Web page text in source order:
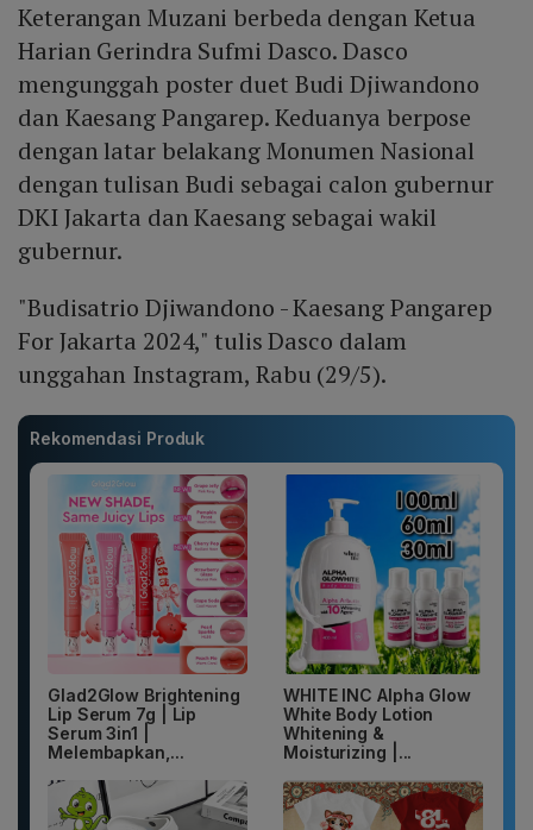
Keterangan Muzani berbeda dengan Ketua
Harian Gerindra Sufmi Dasco. Dasco
mengunggah poster duet Budi Djiwandono
dan Kaesang Pangarep. Keduanya berpose
dengan latar belakang Monumen Nasional
dengan tulisan Budi sebagai calon gubernur
DKI Jakarta dan Kaesang sebagai wakil
gubernur.
"Budisatrio Djiwandono - Kaesang Pangarep
For Jakarta 2024," tulis Dasco dalam
unggahan Instagram, Rabu (29/5).
Rekomendasi Produk
Glad2Glow Brightening
Lip Serum 7g | Lip
Serum 3in1 |
Melembapkan,...
WHITE INC Alpha Glow
White Body Lotion
Whitening &
Moisturizing |...